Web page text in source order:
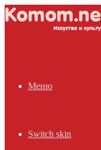
Меню
Switch skin